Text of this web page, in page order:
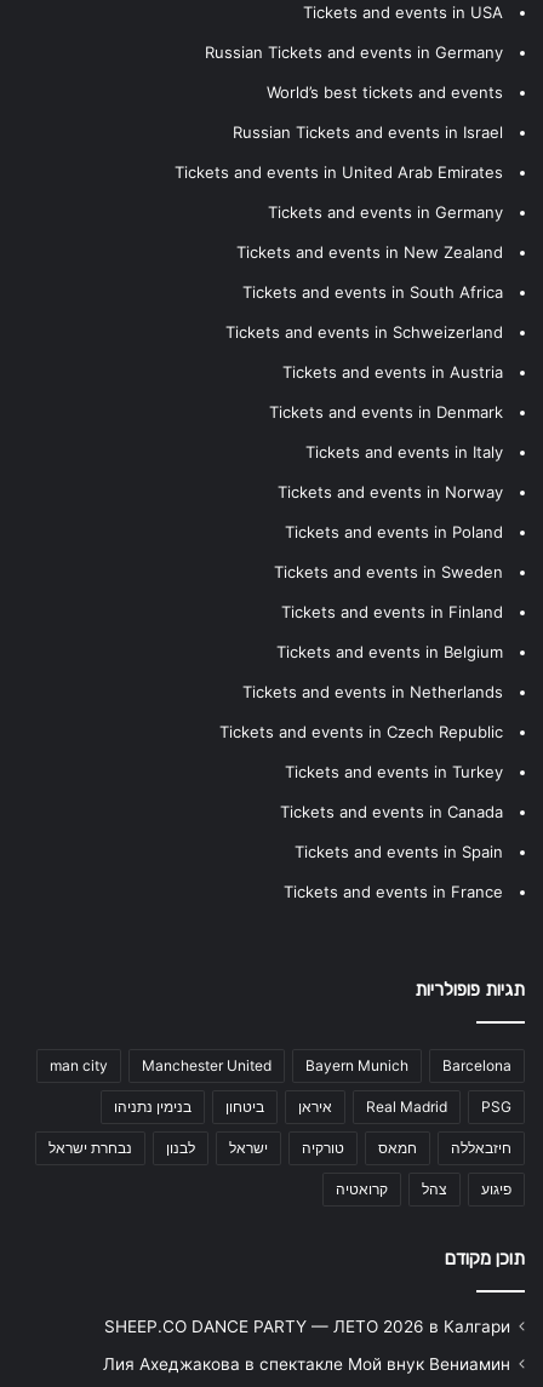
Tickets and events in USA
Russian Tickets and events in Germany
World’s best tickets and events
Russian Tickets and events in Israel
Tickets and events in United Arab Emirates
Tickets and events in Germany
Tickets and events in New Zealand
Tickets and events in South Africa
Tickets and events in Schweizerland
Tickets and events in Austria
Tickets and events in Denmark
Tickets and events in Italy
Tickets and events in Norway
Tickets and events in Poland
Tickets and events in Sweden
Tickets and events in Finland
Tickets and events in Belgium
Tickets and events in Netherlands
Tickets and events in Czech Republic
Tickets and events in Turkey
Tickets and events in Canada
Tickets and events in Spain
Tickets and events in France
תגיות פופולריות
Barcelona
Bayern Munich
Manchester United
man city
PSG
Real Madrid איראן ביטחון בנימין נתניהו
חיזבאללה חמאס טורקיה ישראל לבנון נבחרת ישראל
פיגוע צהל קרואטיה
תוכן מקודם
SHEEP.CO DANCE PARTY — ЛЕТО 2026 в Калгари
Лия Ахеджакова в спектакле Мой внук Вениамин